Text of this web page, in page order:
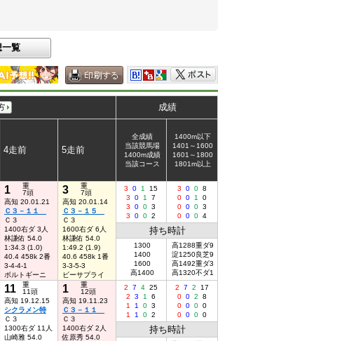
一覧
成績
4走前 5走前
全成績
当該競馬場
1400m成績
当該コース
1400m以下
1401～1600
1601～1800
1801m以上
1
重
7頭
高知 20.01.21
Ｃ３－１１
Ｃ３
1400右ダ 3人
林謙佑 54.0
1:34.3 (1.0)
40.4 458k 2番
3-4-4-1
ボルトギーニ
3
重
7頭
高知 20.01.14
Ｃ３－１５
Ｃ３
1600右ダ 6人
林謙佑 54.0
1:49.2 (1.9)
40.6 458k 1番
3-3-5-3
ビーサプライ
3 0 1
15
3
0 1
7
3
0 0 3
3
0 0 2
3 0 0 8
0 0 1
0
0 0 0 3
0 0 0 4
持ち時計
1300
1400
1600
高1400
高1288重ダ9
淀1250良芝9
高1492重ダ3
高1320不ダ1
11
重
11頭
高知 19.12.15
シクラメン特
Ｃ３
1300右ダ 11人
山崎雅 54.0
1
重
12頭
高知 19.11.23
Ｃ３－１１
Ｃ３
1400右ダ 2人
佐原秀 54.0
2 7 4 25
2
3 1
6
1
1 0 3
1
1 0 2
2 7 2
17
0 0 2
8
0 0 0 0
0 0 0 0
持ち時計